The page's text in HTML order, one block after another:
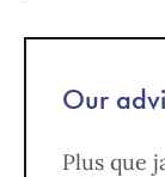
Our
Plus que